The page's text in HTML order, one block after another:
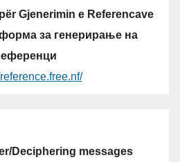
Gjenerimin e Referencave
за генерирање на
Deciphering messages